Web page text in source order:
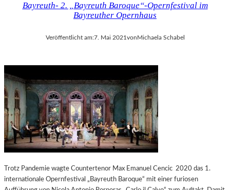
Bayreuth- 2. „Bayreuth Baroque“-Opernfestival im
Bayreuther Opernhaus
Veröffentlicht am:7. Mai 2021 von Michaela Schabel
Trotz Pandemie wagte Countertenor Max Emanuel Cencic 2020 das 1.
internationale Opernfestival „Bayreuth Baroque“ mit einer furiosen